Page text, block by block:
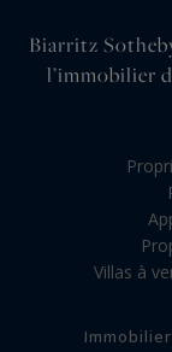
Biarritz
l’immobilier
Villas à